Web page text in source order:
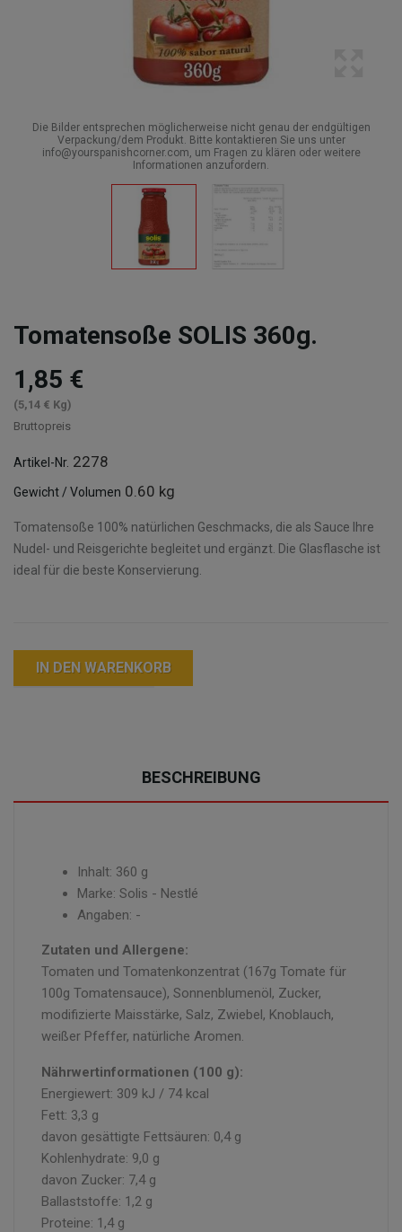
Die Bilder entsprechen möglicherweise nicht genau der endgültigen
Verpackung/dem Produkt. Bitte kontaktieren Sie uns unter
info@yourspanishcorner.com, um Fragen zu klären oder weitere
Informationen anzufordern.
Tomatensoße SOLIS 360g.
1,85 €
(5,14 € Kg)
Bruttopreis
Artikel-Nr. 2278
Gewicht / Volumen 0.60 kg
Tomatensoße 100% natürlichen Geschmacks, die als Sauce Ihre
Nudel- und Reisgerichte begleitet und ergänzt. Die Glasflasche ist
ideal für die beste Konservierung.
IN DEN WARENKORB
BESCHREIBUNG
Inhalt: 360 g
Marke: Solis - Nestlé
Angaben: -
Zutaten und Allergene:
Tomaten und Tomatenkonzentrat (167g Tomate für
100g Tomatensauce), Sonnenblumenöl, Zucker,
modifizierte Maisstärke, Salz, Zwiebel, Knoblauch,
weißer Pfeffer, natürliche Aromen.
Nährwertinformationen (100 g):
Energiewert: 309 kJ / 74 kcal
Fett: 3,3 g
davon gesättigte Fettsäuren: 0,4 g
Kohlenhydrate: 9,0 g
davon Zucker: 7,4 g
Ballaststoffe: 1,2 g
Proteine: 1,4 g